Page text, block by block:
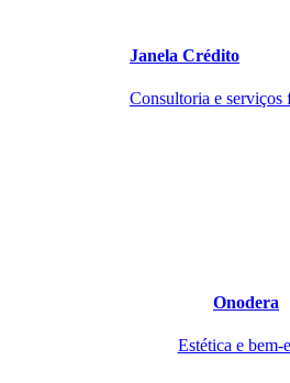
Janela Crédito
Consultoria e serviços
Onodera
Estética e bem-